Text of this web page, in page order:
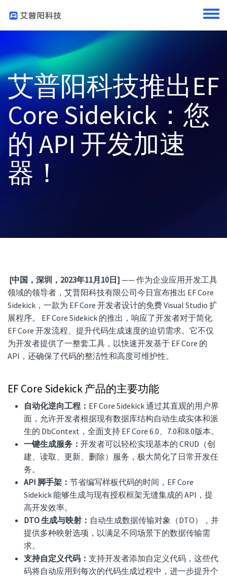
艾普阳科技推出EF
Core Sidekick：您
的 API 开发加速
器！
[中国，深圳，2023年11月10日] —— 作为企业应用开发工具
领域的领导者，艾普阳科技有限公司今日宣布推出 EF Core
Sidekick，一款为 EF Core 开发者设计的免费 Visual Studio 扩
展程序。 EF Core Sidekick 的推出，响应了开发者对于简化
EF Core 开发流程、提升代码生成速度的迫切需求。它不仅
为开发者提供了一整套工具，以快速开发基于 EF Core 的
API，还确保了代码的整洁性和高度可维护性。
EF Core Sidekick 产品的主要功能
自动化逆向工程： EF Core Sidekick 通过其直观的用户界
面，允许开发者根据现有数据库结构自动生成实体和派
生的 DbContext，全面支持 EF Core 6.0、7.0和8.0版本。
一键生成服务： 开发者可以轻松实现基本的 CRUD（创
建、读取、更新、删除）服务，极大简化了日常开发任
务。
API 脚手架： 节省编写样板代码的时间，EF Core
Sidekick 能够生成与现有授权框架无缝集成的 API，提
高开发效率。
DTO 生成与映射： 自动生成数据传输对象（DTO），并
提供多种映射选项，以满足不同场景下的数据传输需
求。
支持自定义代码： 支持开发者添加自定义代码，这些代
码将自动应用到每次的代码生成过程中，进一步提升个